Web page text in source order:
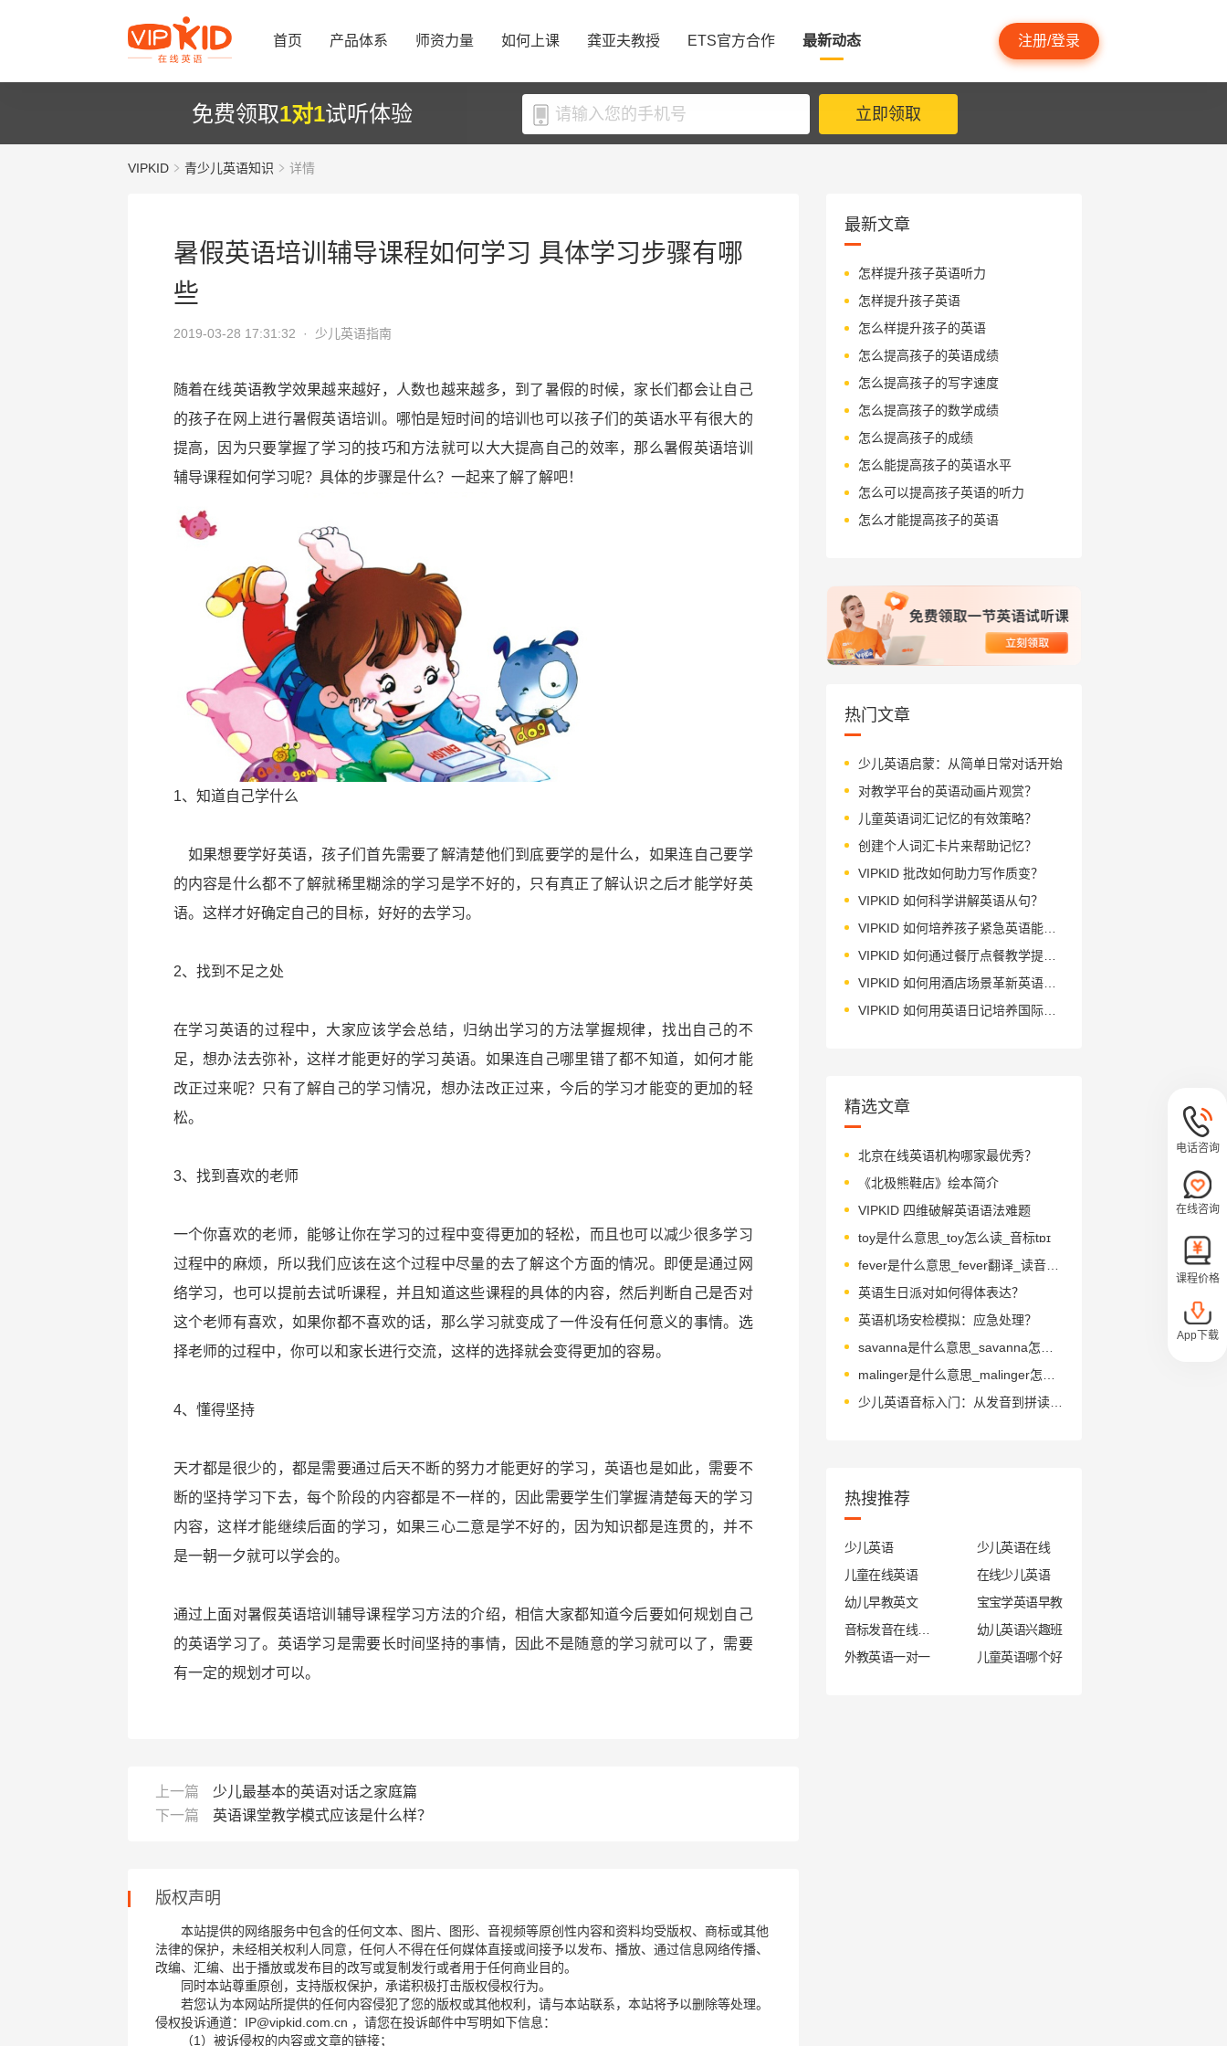
首页 产品体系 师资力量 如何上课 龚亚夫教授 ETS官方合作 最新动态 注册/登录
免费领取1对1试听体验 立即领取
VIPKID 青少儿英语知识 详情
暑假英语培训辅导课程如何学习 具体学习步骤有哪
些
2019-03-28 17:31:32 · 少儿英语指南
随着在线英语教学效果越来越好，人数也越来越多，到了暑假的时候，家长们都会让自己
的孩子在网上进行暑假英语培训。哪怕是短时间的培训也可以孩子们的英语水平有很大的
提高，因为只要掌握了学习的技巧和方法就可以大大提高自己的效率，那么暑假英语培训
辅导课程如何学习呢？具体的步骤是什么？一起来了解了解吧！
1、知道自己学什么
如果想要学好英语，孩子们首先需要了解清楚他们到底要学的是什么，如果连自己要学
的内容是什么都不了解就稀里糊涂的学习是学不好的，只有真正了解认识之后才能学好英
语。这样才好确定自己的目标，好好的去学习。
2、找到不足之处
在学习英语的过程中，大家应该学会总结，归纳出学习的方法掌握规律，找出自己的不
足，想办法去弥补，这样才能更好的学习英语。如果连自己哪里错了都不知道，如何才能
改正过来呢？只有了解自己的学习情况，想办法改正过来，今后的学习才能变的更加的轻
松。
3、找到喜欢的老师
一个你喜欢的老师，能够让你在学习的过程中变得更加的轻松，而且也可以减少很多学习
过程中的麻烦，所以我们应该在这个过程中尽量的去了解这个方面的情况。即便是通过网
络学习，也可以提前去试听课程，并且知道这些课程的具体的内容，然后判断自己是否对
这个老师有喜欢，如果你都不喜欢的话，那么学习就变成了一件没有任何意义的事情。选
择老师的过程中，你可以和家长进行交流，这样的选择就会变得更加的容易。
4、懂得坚持
天才都是很少的，都是需要通过后天不断的努力才能更好的学习，英语也是如此，需要不
断的坚持学习下去，每个阶段的内容都是不一样的，因此需要学生们掌握清楚每天的学习
内容，这样才能继续后面的学习，如果三心二意是学不好的，因为知识都是连贯的，并不
是一朝一夕就可以学会的。
通过上面对暑假英语培训辅导课程学习方法的介绍，相信大家都知道今后要如何规划自己
的英语学习了。英语学习是需要长时间坚持的事情，因此不是随意的学习就可以了，需要
有一定的规划才可以。
上一篇
少儿最基本的英语对话之家庭篇
下一篇
英语课堂教学模式应该是什么样？
版权声明
本站提供的网络服务中包含的任何文本、图片、图形、音视频等原创性内容和资料均受版权、商标或其他
法律的保护，未经相关权利人同意，任何人不得在任何媒体直接或间接予以发布、播放、通过信息网络传播、
改编、汇编、出于播放或发布目的改写或复制发行或者用于任何商业目的。
同时本站尊重原创，支持版权保护，承诺积极打击版权侵权行为。
若您认为本网站所提供的任何内容侵犯了您的版权或其他权利，请与本站联系，本站将予以删除等处理。
侵权投诉通道：IP@vipkid.com.cn ，请您在投诉邮件中写明如下信息：
（1）被诉侵权的内容或文章的链接；
最新文章
怎样提升孩子英语听力
怎样提升孩子英语
怎么样提升孩子的英语
怎么提高孩子的英语成绩
怎么提高孩子的写字速度
怎么提高孩子的数学成绩
怎么提高孩子的成绩
怎么能提高孩子的英语水平
怎么可以提高孩子英语的听力
怎么才能提高孩子的英语
热门文章
少儿英语启蒙：从简单日常对话开始
对教学平台的英语动画片观赏？
儿童英语词汇记忆的有效策略？
创建个人词汇卡片来帮助记忆？
VIPKID 批改如何助力写作质变？
VIPKID 如何科学讲解英语从句？
VIPKID 如何培养孩子紧急英语能力？
VIPKID 如何通过餐厅点餐教学提升少儿英语应用能力？
VIPKID 如何用酒店场景革新英语教学？
VIPKID 如何用英语日记培养国际化人才？
精选文章
北京在线英语机构哪家最优秀？
《北极熊鞋店》绘本简介
VIPKID 四维破解英语语法难题
toy是什么意思_toy怎么读_音标tɒɪ
fever是什么意思_fever翻译_读音_用法_翻译
英语生日派对如何得体表达？
英语机场安检模拟：应急处理？
少儿英语音标入门：从发音到拼读的全面指导
热搜推荐
少儿英语
少儿英语在线
儿童在线英语
在线少儿英语
幼儿早教英文
宝宝学英语早教
幼儿英语兴趣班
外教英语一对一
儿童英语哪个好
电话咨询
在线咨询
课程价格
App下载